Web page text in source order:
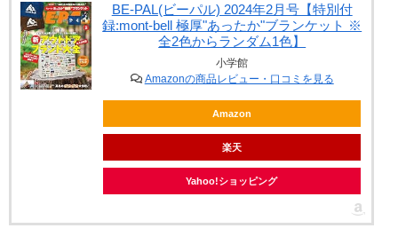
BE-PAL(ビーパル) 2024年2月号【特別付
録:mont-bell 極厚"あったか"ブランケット ※
全2色からランダム1色】
小学館
Amazonの商品レビュー・口コミを見る
Amazon
楽天
Yahoo!ショッピング